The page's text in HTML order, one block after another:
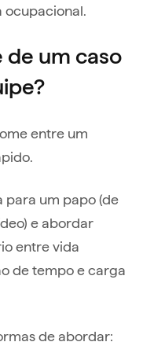
ocupacional.
de um caso
entre um
para um papo (de
e abordar
entre vida
de tempo e carga
de abordar: